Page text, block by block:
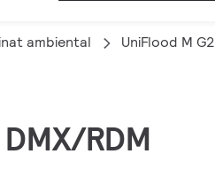
ambiental UniFlood M G2
RDM